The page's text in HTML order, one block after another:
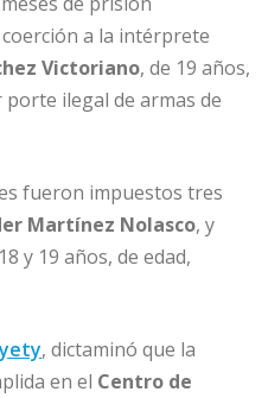
ar
ti
r
a la intérprete
Victoriano, de 19 años,
porte ilegal de armas de
fueron impuestos tres
Martínez Nolasco, y
y 19 años, de edad,
, dictaminó que la
en el Centro de